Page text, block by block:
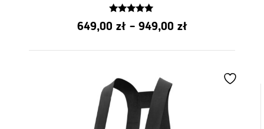
5.00
z 5
649,00 zł – 949,00 złZakres
649,00 zł